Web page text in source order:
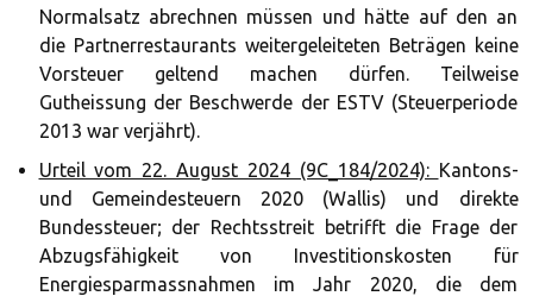
Normalsatz abrechnen müssen und hätte auf den an
die Partnerrestaurants weitergeleiteten Beträgen keine
Vorsteuer geltend machen dürfen. Teilweise
Gutheissung der Beschwerde der ESTV (Steuerperiode
2013 war verjährt).
Urteil vom 22. August 2024 (9C_184/2024): Kantons-
und Gemeindesteuern 2020 (Wallis) und direkte
Bundessteuer; der Rechtsstreit betrifft die Frage der
Abzugsfähigkeit von Investitionskosten für
Energiesparmassnahmen im Jahr 2020, die dem